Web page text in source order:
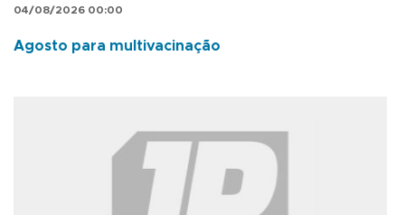
04/08/2026 00:00
Agosto para multivacinação